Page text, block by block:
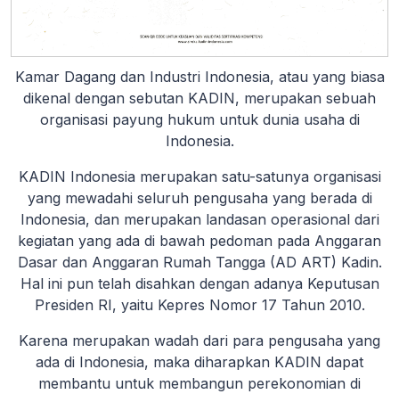
Kamar Dagang dan Industri Indonesia, atau yang biasa
dikenal dengan sebutan KADIN, merupakan sebuah
organisasi payung hukum untuk dunia usaha di
Indonesia.
KADIN Indonesia merupakan satu-satunya organisasi
yang mewadahi seluruh pengusaha yang berada di
Indonesia, dan merupakan landasan operasional dari
kegiatan yang ada di bawah pedoman pada Anggaran
Dasar dan Anggaran Rumah Tangga (AD ART) Kadin.
Hal ini pun telah disahkan dengan adanya Keputusan
Presiden RI, yaitu Kepres Nomor 17 Tahun 2010.
Karena merupakan wadah dari para pengusaha yang
ada di Indonesia, maka diharapkan KADIN dapat
membantu untuk membangun perekonomian di